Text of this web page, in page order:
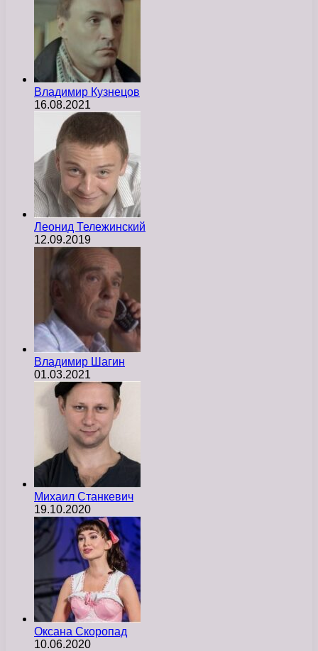
Владимир Кузнецов
16.08.2021
Леонид Тележинский
12.09.2019
Владимир Шагин
01.03.2021
Михаил Станкевич
19.10.2020
Оксана Скоропад
10.06.2020